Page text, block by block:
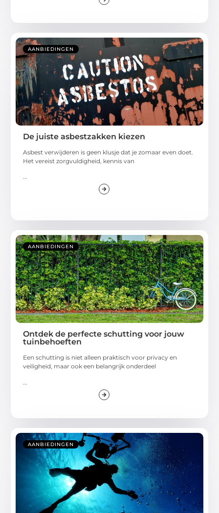
AANBIEDINGEN
De juiste asbestzakken kiezen
Asbest verwijderen is geen klusje dat je zomaar even doet.
Het vereist zorgvuldigheid, kennis van
...
AANBIEDINGEN
Ontdek de perfecte schutting voor jouw
tuinbehoeften
Een schutting is niet alleen praktisch voor privacy en
veiligheid, maar ook een belangrijk onderdeel
AANBIEDINGEN